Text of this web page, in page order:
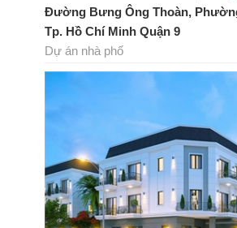
Đường Bưng Ông Thoàn,
Tp. Hồ Chí Minh Quận 9
Dự án nhà phố